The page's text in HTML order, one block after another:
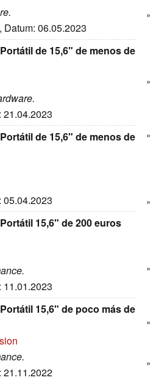
06.05.2023
de 15,6" de menos de
21.04.2023
de 15,6" de menos de
05.04.2023
15,6" de 200 euros
11.01.2023
15,6" de poco más de
21.11.2022